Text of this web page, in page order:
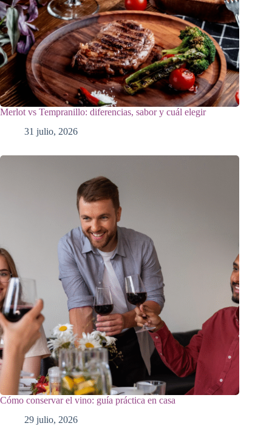
Merlot vs Tempranillo: diferencias, sabor y cuál elegir
31 julio, 2026
Cómo conservar el vino: guía práctica en casa
29 julio, 2026